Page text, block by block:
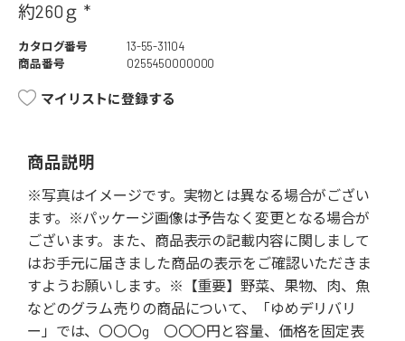
約260ｇ *
カタログ番号
13-55-31104
商品番号
0255450000000
マイリストに登録する
商品説明
※写真はイメージです。実物とは異なる場合がござい
ます。※パッケージ画像は予告なく変更となる場合が
ございます。また、商品表示の記載内容に関しまして
はお手元に届きました商品の表示をご確認いただきま
すようお願いします。※【重要】野菜、果物、肉、魚
などのグラム売りの商品について、「ゆめデリバリ
ー」では、〇〇〇g 〇〇〇円と容量、価格を固定表